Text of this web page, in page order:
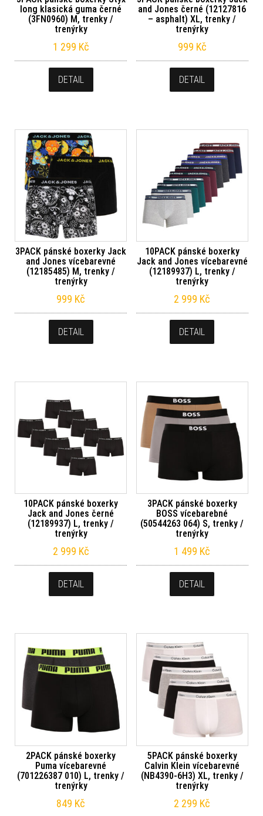
long klasická guma černé
(3FN0960) M, trenky /
trenýrky
1 299 Kč
DETAIL
and Jones černé (12127816
– asphalt) XL, trenky /
trenýrky
999 Kč
DETAIL
3PACK pánské boxerky Jack
and Jones vícebarevné
(12185485) M, trenky /
trenýrky
999 Kč
DETAIL
10PACK pánské boxerky
Jack and Jones vícebarevné
(12189937) L, trenky /
trenýrky
2 999 Kč
DETAIL
10PACK pánské boxerky
Jack and Jones černé
(12189937) L, trenky /
trenýrky
2 999 Kč
DETAIL
3PACK pánské boxerky
BOSS vícebarebné
(50544263 064) S, trenky /
trenýrky
1 499 Kč
DETAIL
2PACK pánské boxerky
Puma vícebarevné
(701226387 010) L, trenky /
trenýrky
849 Kč
5PACK pánské boxerky
Calvin Klein vícebarevné
(NB4390-6H3) XL, trenky /
trenýrky
2 299 Kč